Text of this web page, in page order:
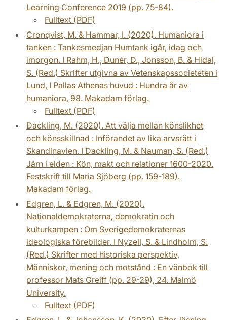
Learning Conference 2019 (pp. 75-84).
Fulltext (PDF)
Cronqvist, M. & Hammar, I. (2020). Humaniora i
tanken : Tankesmedjan Humtank igår, idag och
imorgon. I Rahm, H., Dunér, D., Jonsson, B. & Hidal,
S. (Red.) Skrifter utgivna av Vetenskapssocieteten i
Lund, I Pallas Athenas huvud : Hundra år av
humaniora, 98. Makadam förlag.
Fulltext (PDF)
Dackling, M. (2020). Att välja mellan könslikhet
och könsskillnad : Införandet av lika arvsrätt i
Skandinavien. I Dackling, M. & Nauman, S. (Red.)
Järn i elden : Kön, makt och relationer 1600-2020.
Festskrift till Maria Sjöberg (pp. 159-189).
Makadam förlag.
Edgren, L. & Edgren, M. (2020).
Nationaldemokraterna, demokratin och
kulturkampen : Om Sverigedemokraternas
ideologiska förebilder. I Nyzell, S. & Lindholm, S.
(Red.) Skrifter med historiska perspektiv,
Människor, mening och motstånd : En vänbok till
professor Mats Greiff (pp. 29-29), 24. Malmö
University.
Fulltext (PDF)